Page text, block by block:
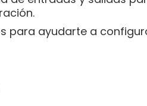
para ayudarte a